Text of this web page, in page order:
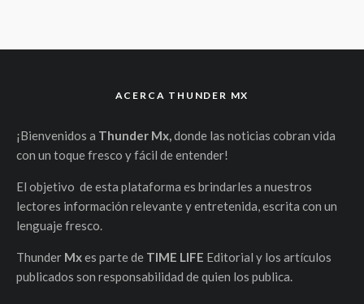
ACERCA THUNDER MX
¡Bienvenidos a Thunder Mx,donde las noticias cobran vida
con un toque fresco y fácil de entender!
El objetivo de esta plataforma es brindarles a nuestros
lectores información relevante y entretenida, escrita con un
lenguaje fresco.
Thunder Mxes parte de TIME LIFE Editorial y los artículos
publicados son responsabilidad de quien los publica.